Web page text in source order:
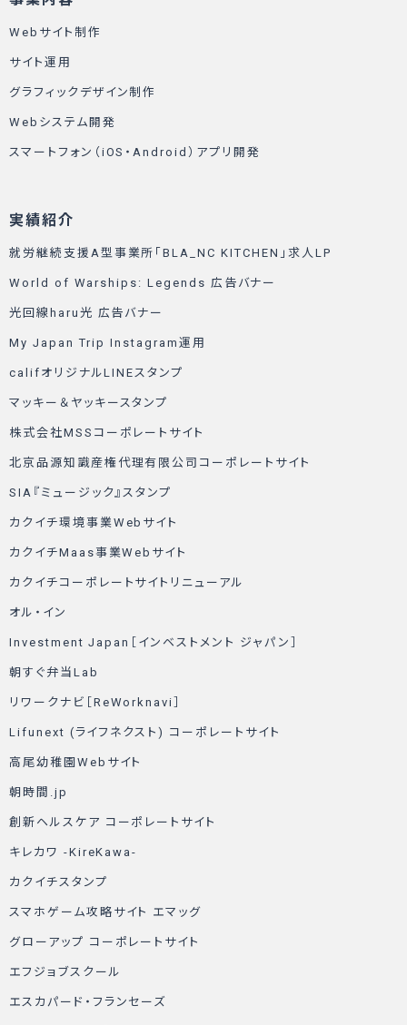
Webサイト制作
サイト運用
グラフィックデザイン制作
Webシステム開発
スマートフォン（iOS・Android）アプリ開発
実績紹介
就労継続支援A型事業所「BLA_NC KITCHEN」求人LP
World of Warships: Legends 広告バナー
光回線haru光 広告バナー
My Japan Trip Instagram運用
califオリジナルLINEスタンプ
マッキー＆ヤッキースタンプ
株式会社MSSコーポレートサイト
北京品源知識産権代理有限公司コーポレートサイト
SIA『ミュージック』スタンプ
カクイチ環境事業Webサイト
カクイチMaas事業Webサイト
カクイチコーポレートサイトリニューアル
オル・イン
Investment Japan［インベストメント ジャパン］
朝すぐ弁当Lab
リワークナビ［ReWorknavi］
Lifunext (ライフネクスト) コーポレートサイト
高尾幼稚園Webサイト
朝時間.jp
創新ヘルスケア コーポレートサイト
キレカワ -KireKawa-
カクイチスタンプ
スマホゲーム攻略サイト エマッグ
グローアップ コーポレートサイト
エフジョブスクール
エスカパード・フランセーズ